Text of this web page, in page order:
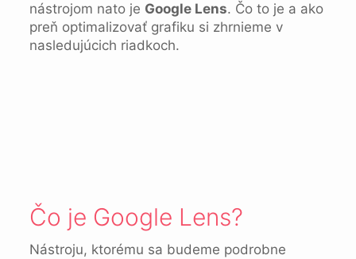
nástrojom nato je Google Lens. Čo to je a ako
preň optimalizovať grafiku si zhrnieme v
nasledujúcich riadkoch.
Čo je Google Lens?
Nástroju, ktorému sa budeme podrobne